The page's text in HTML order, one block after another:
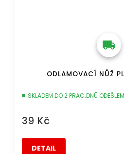
ODLAMOVACÍ NŮŽ
SKLADEM DO 2 PRAC.DNŮ
39 Kč
DETAIL